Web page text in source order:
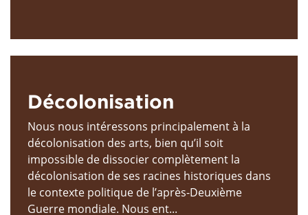
Décolonisation
Nous nous intéressons principalement à la
décolonisation des arts, bien qu’il soit
impossible de dissocier complètement la
décolonisation de ses racines historiques dans
le contexte politique de l’après-Deuxième
Guerre mondiale. Nous ent...